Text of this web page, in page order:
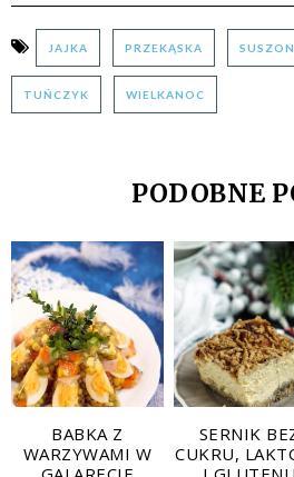
JAJKA PRZEKĄSKA
TUŃCZYK WIELKANOC
PODOBNE
BABKA Z
WARZYWAMI W
SERNIK
CUKRU,